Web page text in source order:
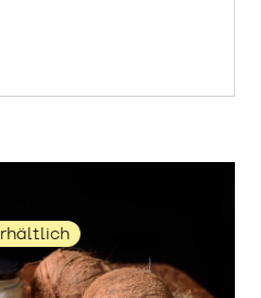
Angus